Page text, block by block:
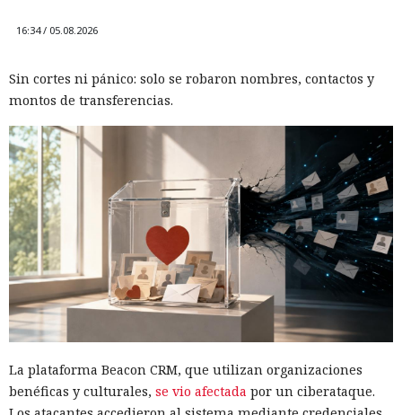
estado canalizando durante
horas tráfico ajeno por tu red
doméstica.
17:36 / 05.08.2026
Ahora la empresa ha decidido ponerle fin.
16:34 / 05.08.2026
Sin cortes ni pánico: solo se robaron nombres, contactos y
montos de transferencias.
La plataforma Beacon CRM, que utilizan organizaciones
benéficas y culturales, se vio afectada por un ciberataque.